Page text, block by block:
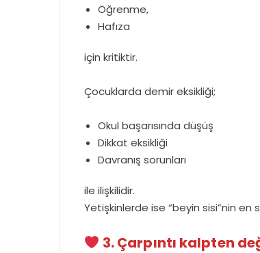
Öğrenme,
Hafıza
için kritiktir.
Çocuklarda demir eksikliği;
Okul başarısında düşüş
Dikkat eksikliği
Davranış sorunları
ile ilişkilidir.
Yetişkinlerde ise “beyin sisi”nin en
3. Çarpıntı kalpten